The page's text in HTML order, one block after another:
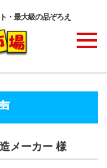
・最大級の品ぞろえ
メーカー 様